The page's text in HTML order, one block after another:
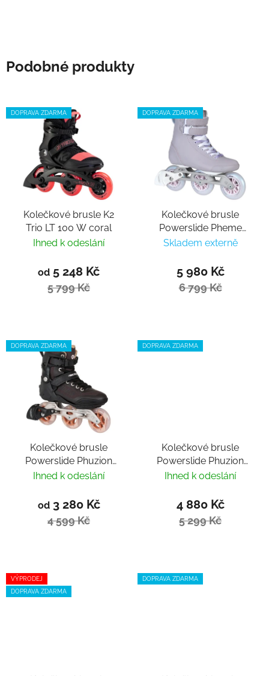
Podobné produkty
DOPRAVA ZDARMA
Kolečkové brusle K2
Trio LT 100 W coral
Ihned k odeslání
od 5 248 Kč
5 799 Kč
DOPRAVA ZDARMA
Kolečkové brusle
Powerslide Pheme
Lilac 100 Trinity
Skladem externě
5 980 Kč
6 799 Kč
DOPRAVA ZDARMA
Kolečkové brusle
Powerslide Phuzion
Radon Bronze 90
Ihned k odeslání
od3 280 Kč
4 599 Kč
DOPRAVA ZDARMA
Kolečkové brusle
Powerslide Phuzion
Argon Berry 110 Trinity
Ihned k odeslání
4 880 Kč
5 299 Kč
VÝPRODEJ
DOPRAVA ZDARMA
DOPRAVA ZDARMA